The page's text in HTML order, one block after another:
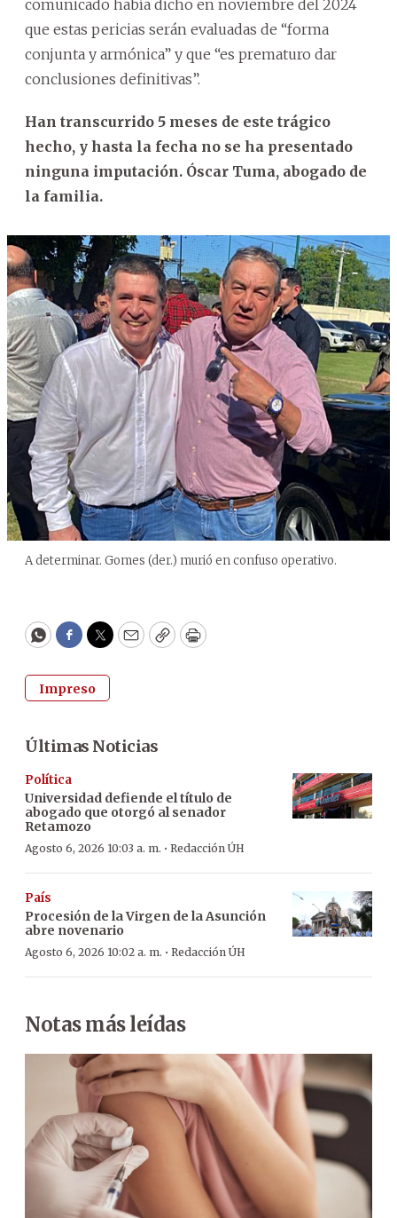
comunicado había dicho en noviembre del 2024
que estas pericias serán evaluadas de “forma
conjunta y armónica” y que “es prematuro dar
conclusiones definitivas”.
Han transcurrido 5 meses de este trágico
hecho, y hasta la fecha no se ha presentado
ninguna imputación. Óscar Tuma, abogado de
la familia.
A determinar. Gomes (der.) murió en confuso operativo.
WhatsApp
Facebook
Twitter
EmailCopyPrint
Impreso
Últimas Noticias
Política
Universidad defiende el título de
abogado que otorgó al senador
Retamozo
Agosto 6, 2026 10:03 a. m. · Redacción ÚH
País
Procesión de la Virgen de la Asunción
abre novenario
Agosto 6, 2026 10:02 a. m. · Redacción ÚH
Notas más leídas